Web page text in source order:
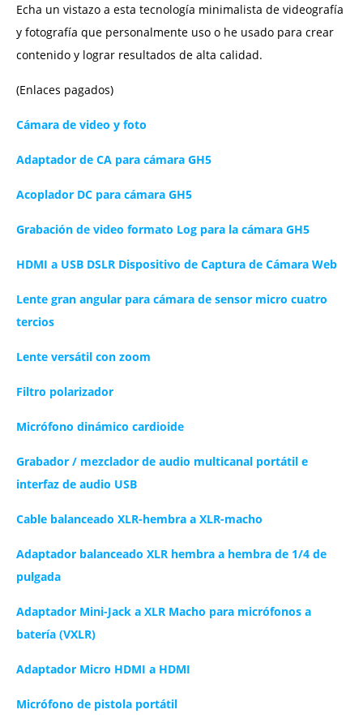
Echa un vistazo a esta tecnología minimalista de videografía
y fotografía que personalmente uso o he usado para crear
contenido y lograr resultados de alta calidad.
(Enlaces pagados)
Cámara de video y foto
Adaptador de CA para cámara GH5
Acoplador DC para cámara GH5
Grabación de video formato Log para la cámara GH5
HDMI a USB DSLR Dispositivo de Captura de Cámara Web
Lente gran angular para cámara de sensor micro cuatro
tercios
Lente versátil con zoom
Filtro polarizador
Micrófono dinámico cardioide
Grabador / mezclador de audio multicanal portátil e
interfaz de audio USB
Cable balanceado XLR-hembra a XLR-macho
Adaptador balanceado XLR hembra a hembra de 1/4 de
pulgada
Adaptador Mini-Jack a XLR Macho para micrófonos a
batería (VXLR)
Adaptador Micro HDMI a HDMI
Micrófono de pistola portátil